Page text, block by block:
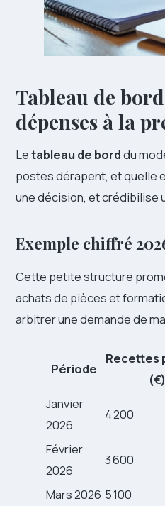
Tableau de
dépenses à la
Letableau de borddu
postes dérapent, et quelle
une décision, et crédibilise
Exemple chiffré
Cette petite structure
achats de pièces et
arbitrer une demande de
Période
Recettes
(€)
Janvier
2026
4 200
Février
2026
3 600
Mars 2026 5 100